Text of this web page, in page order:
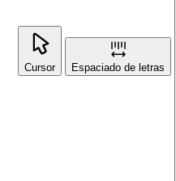
Cursor Espaciado de letras